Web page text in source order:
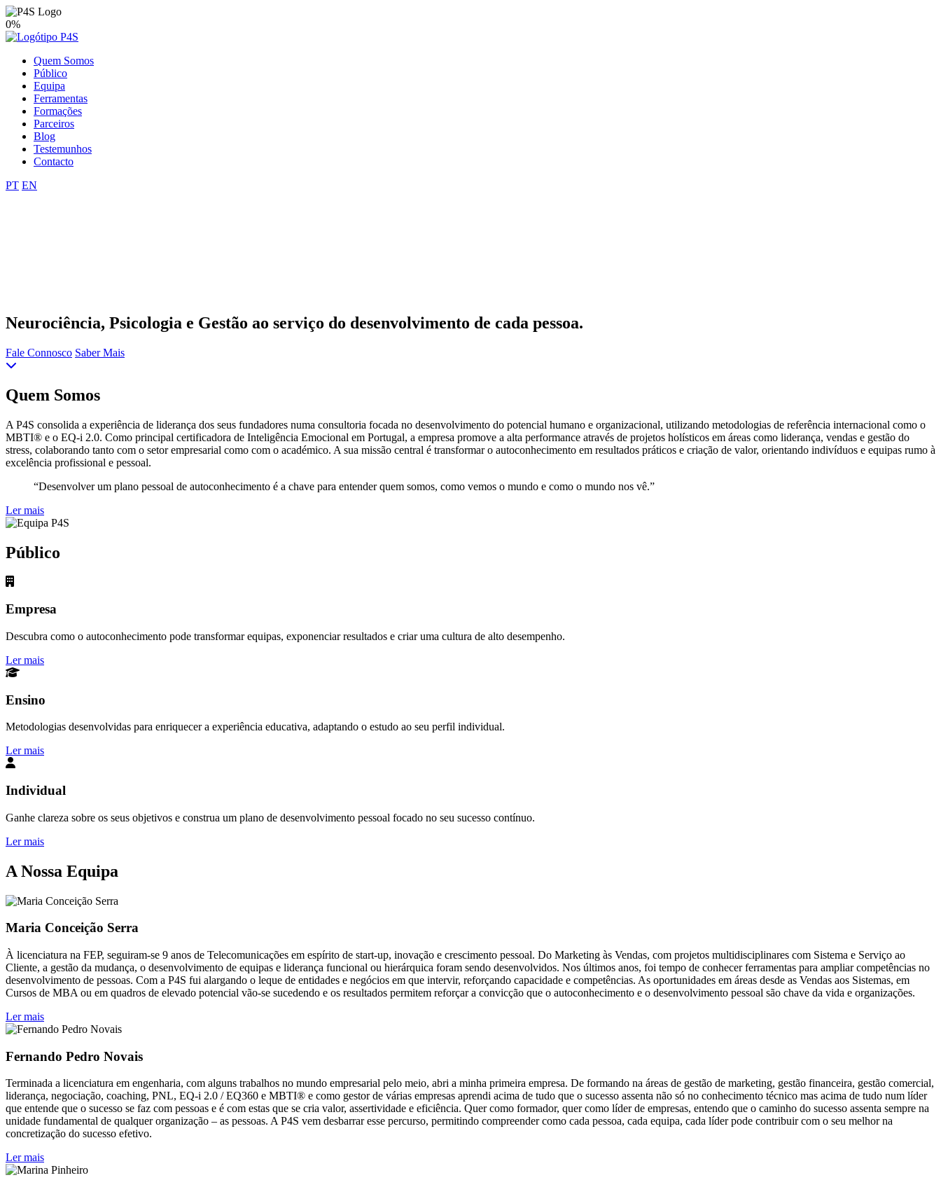
0%
Quem Somos
Público
Equipa
Ferramentas
Formações
Parceiros
Blog
Testemunhos
Contacto
PT EN
Neurociência, Psicologia e Gestão ao serviço do desenvolvimento de cada pessoa.
Fale Connosco Saber Mais
Quem Somos
A P4S consolida a experiência de liderança dos seus fundadores numa consultoria focada no desenvolvimento do potencial humano e organizacional, utilizando metodologias de referência internacional como o
MBTI® e o EQ-i 2.0. Como principal certificadora de Inteligência Emocional em Portugal, a empresa promove a alta performance através de projetos holísticos em áreas como liderança, vendas e gestão do
stress, colaborando tanto com o setor empresarial como com o académico. A sua missão central é transformar o autoconhecimento em resultados práticos e criação de valor, orientando indivíduos e equipas rumo à
excelência profissional e pessoal.
“Desenvolver um plano pessoal de autoconhecimento é a chave para entender quem somos, como vemos o mundo e como o mundo nos vê.”
Ler mais
Público
Empresa
Descubra como o autoconhecimento pode transformar equipas, exponenciar resultados e criar uma cultura de alto desempenho.
Ler mais
Ensino
Metodologias desenvolvidas para enriquecer a experiência educativa, adaptando o estudo ao seu perfil individual.
Ler mais
Individual
Ganhe clareza sobre os seus objetivos e construa um plano de desenvolvimento pessoal focado no seu sucesso contínuo.
Ler mais
A Nossa Equipa
Maria Conceição Serra
À licenciatura na FEP, seguiram-se 9 anos de Telecomunicações em espírito de start-up, inovação e crescimento pessoal. Do Marketing às Vendas, com projetos multidisciplinares com Sistema e Serviço ao
Cliente, a gestão da mudança, o desenvolvimento de equipas e liderança funcional ou hierárquica foram sendo desenvolvidos. Nos últimos anos, foi tempo de conhecer ferramentas para ampliar competências no
desenvolvimento de pessoas. Com a P4S fui alargando o leque de entidades e negócios em que intervir, reforçando capacidade e competências. As oportunidades em áreas desde as Vendas aos Sistemas, em
Cursos de MBA ou em quadros de elevado potencial vão-se sucedendo e os resultados permitem reforçar a convicção que o autoconhecimento e o desenvolvimento pessoal são chave da vida e organizações.
Ler mais
Fernando Pedro Novais
Terminada a licenciatura em engenharia, com alguns trabalhos no mundo empresarial pelo meio, abri a minha primeira empresa. De formando na áreas de gestão de marketing, gestão financeira, gestão comercial,
liderança, negociação, coaching, PNL, EQ-i 2.0 / EQ360 e MBTI® e como gestor de várias empresas aprendi acima de tudo que o sucesso assenta não só no conhecimento técnico mas acima de tudo num líder
que entende que o sucesso se faz com pessoas e é com estas que se cria valor, assertividade e eficiência. Quer como formador, quer como líder de empresas, entendo que o caminho do sucesso assenta sempre na
unidade fundamental de qualquer organização – as pessoas. A P4S vem desbarrar esse percurso, permitindo compreender como cada pessoa, cada equipa, cada líder pode contribuir com o seu melhor na
concretização do sucesso efetivo.
Ler mais